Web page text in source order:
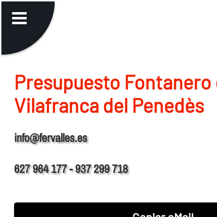
Presupuesto Fontanero
Vilafranca del Penedès
info@fervalles.es
627 964 177 - 937 299 718